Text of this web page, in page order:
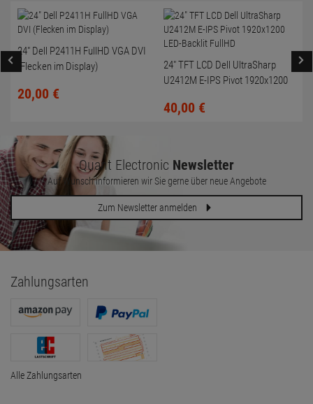
24" Dell P2411H FullHD VGA DVI
(Flecken im Display)
20,00 €
24" TFT LCD Dell UltraSharp
U2412M E-IPS Pivot 1920x1200
40,00 €
Quant Electronic Newsletter
Auf Wunsch informieren wir Sie gerne über neue Angebote
Zum Newsletter anmelden
Zahlungsarten
Alle Zahlungsarten